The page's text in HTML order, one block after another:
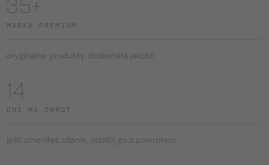
35+
MARKA PREMIUM
oryginalne produkty, doskonała jakość
14
DNI NA ZWROT
jeśli zmieniłeś zdanie, odeślij go z powrotem.